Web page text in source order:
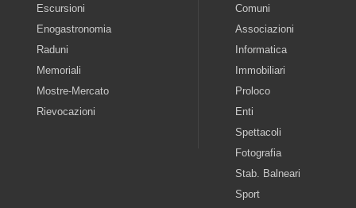
Escursioni
Enogastronomia
Raduni
Memoriali
Mostre-Mercato
Rievocazioni
Comuni
Associazioni
Informatica
Immobiliari
Proloco
Enti
Spettacoli
Fotografia
Stab. Balneari
Sport